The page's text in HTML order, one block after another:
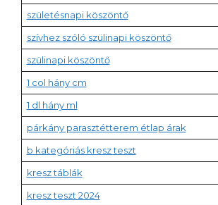
születésnapi köszöntő
szívhez szóló szülinapi köszöntő
szülinapi köszöntő
1 col hány cm
1 dl hány ml
párkány parasztétterem étlap árak
b kategóriás kresz teszt
kresz táblák
kresz teszt 2024